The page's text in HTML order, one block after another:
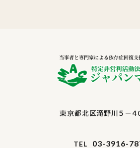
東京都北区滝野川５－４
TEL 03-3916-